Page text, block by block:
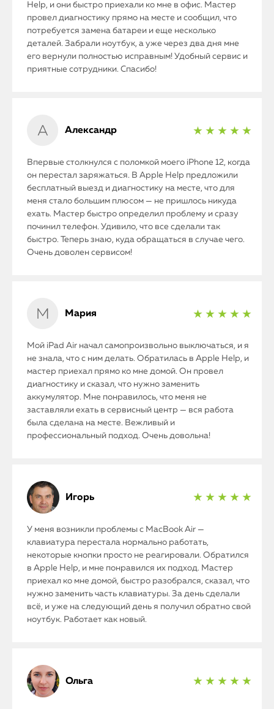
Help, и они быстро приехали ко мне в офис. Мастер
провел диагностику прямо на месте и сообщил, что
потребуется замена батареи и еще несколько
деталей. Забрали ноутбук, а уже через два дня мне
его вернули полностью исправным! Удобный сервис и
приятные сотрудники. Спасибо!
Александр ★ ★ ★ ★ ★
Впервые столкнулся с поломкой моего iPhone 12, когда
он перестал заряжаться. В Apple Help предложили
бесплатный выезд и диагностику на месте, что для
меня стало большим плюсом — не пришлось никуда
ехать. Мастер быстро определил проблему и сразу
починил телефон. Удивило, что все сделали так
быстро. Теперь знаю, куда обращаться в случае чего.
Очень доволен сервисом!
Мария ★ ★ ★ ★ ★
Мой iPad Air начал самопроизвольно выключаться, и я
не знала, что с ним делать. Обратилась в Apple Help, и
мастер приехал прямо ко мне домой. Он провел
диагностику и сказал, что нужно заменить
аккумулятор. Мне понравилось, что меня не
заставляли ехать в сервисный центр — вся работа
была сделана на месте. Вежливый и
профессиональный подход. Очень довольна!
Игорь ★ ★ ★ ★ ★
У меня возникли проблемы с MacBook Air —
клавиатура перестала нормально работать,
некоторые кнопки просто не реагировали. Обратился
в Apple Help, и мне понравился их подход. Мастер
приехал ко мне домой, быстро разобрался, сказал, что
нужно заменить часть клавиатуры. За день сделали
всё, и уже на следующий день я получил обратно свой
ноутбук. Работает как новый.
Ольга ★ ★ ★ ★ ★